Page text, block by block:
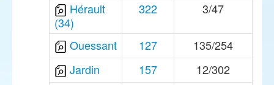
Hérault
(34)
322 3/47
Ouessant 127
135/254
Jardin
157
12/302